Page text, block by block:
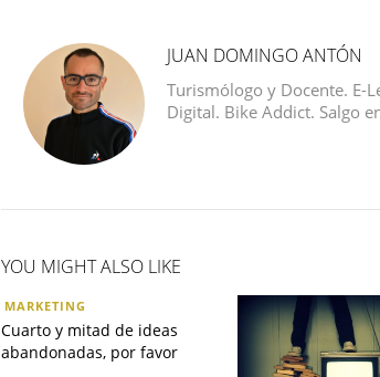
JUAN DOMINGO ANTÓN
Turismólogo y Docente. E-
Digital. Bike Addict. Salgo
YOU MIGHT ALSO LIKE
MARKETING
Cuarto y mitad de ideas
abandonadas, por favor